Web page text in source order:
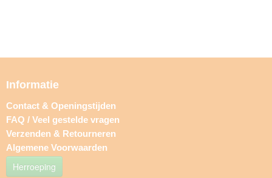
Informatie
Contact & Openingstijden
FAQ / Veel gestelde vragen
Verzenden & Retourneren
Algemene Voorwaarden
Herroeping